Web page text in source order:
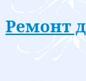
Ремонт